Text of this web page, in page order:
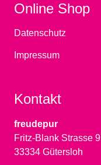
Online Shop
Datenschutz
Impressum
Kontakt
freudepur
Fritz-Blank Strasse 9
33334 Gütersloh